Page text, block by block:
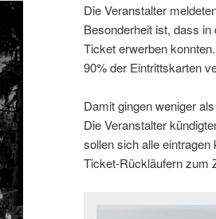
Die Veranstalter
Besonderheit ist, dass
Ticket erwerben
90% der Eintrittskarten
Damit gingen weniger
Die Veranstalter
sollen sich alle
Ticket-Rückläufern zum